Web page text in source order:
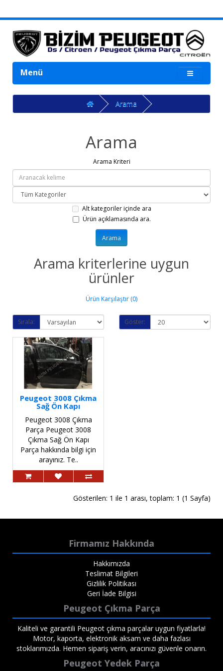
Menü
Arama
Arama
Arama Kriteri
Alt kategoriler içinde ara
Ürün açıklamasında ara.
Arama kriterlerine uygun
ürünler
Ürün Karşılaştır (0)
Sırala: Göster:
Peugeot 3008 Çıkma
Sağ Ön Kapı
Peugeot 3008 Çıkma
Parça Peugeot 3008
Çıkma Sağ Ön Kapı
Parça hakkında bilgi için
arayınız. Te..
Gösterilen: 1 ile 1 arası, toplam: 1 (1 Sayfa)
Firmamız Hakkında
Hakkımızda
Teslimat Bilgileri
Gizlilik Politikası
Geri İade Bilgisi
Peugeot Çıkma Parça
Kaliteli ve garantili Peugeot çıkma parçalar uygun fiyatlarla!
Motor, kaporta, elektronik aksam ve daha fazlası
stoklarımızda. Hemen sipariş verin, aracınızı güvenle onarın.
Peugeot Yedek Parça